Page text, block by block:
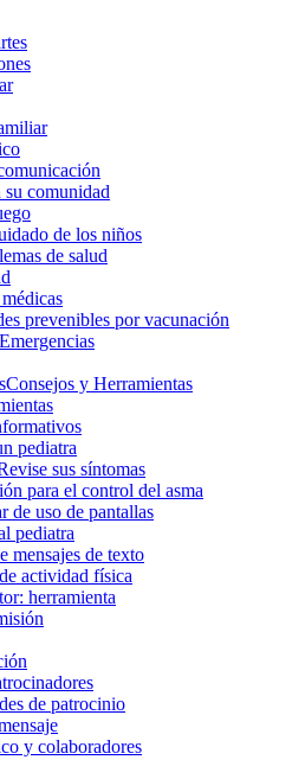
su comunidad
de los niños
de salud
prevenibles por vacunación
Consejos y Herramientas
pediatra
sus síntomas
para el control del asma
de uso de pantallas
pediatra
mensajes de texto
activida​d física
herramienta
de patrocinio
y colaboradores